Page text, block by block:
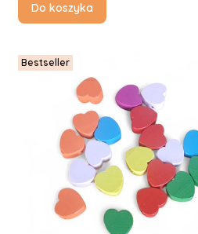
Do koszyka
Bestseller